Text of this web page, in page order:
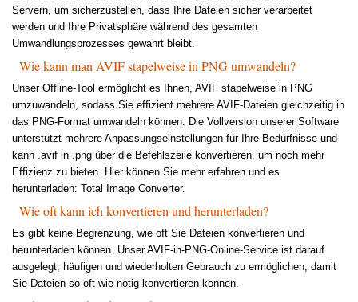
Servern, um sicherzustellen, dass Ihre Dateien sicher verarbeitet
werden und Ihre Privatsphäre während des gesamten
Umwandlungsprozesses gewahrt bleibt.
Wie kann man AVIF stapelweise in PNG umwandeln?
Unser Offline-Tool ermöglicht es Ihnen, AVIF stapelweise in PNG
umzuwandeln, sodass Sie effizient mehrere AVIF-Dateien gleichzeitig in
das PNG-Format umwandeln können. Die Vollversion unserer Software
unterstützt mehrere Anpassungseinstellungen für Ihre Bedürfnisse und
kann .avif in .png über die Befehlszeile konvertieren, um noch mehr
Effizienz zu bieten. Hier können Sie mehr erfahren und es
herunterladen: Total Image Converter.
Wie oft kann ich konvertieren und herunterladen?
Es gibt keine Begrenzung, wie oft Sie Dateien konvertieren und
herunterladen können. Unser AVIF-in-PNG-Online-Service ist darauf
ausgelegt, häufigen und wiederholten Gebrauch zu ermöglichen, damit
Sie Dateien so oft wie nötig konvertieren können.